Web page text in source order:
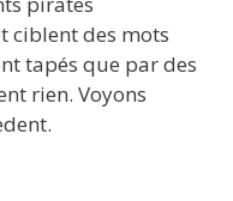
ciblent des mots
tapés que par des
rien. Voyons